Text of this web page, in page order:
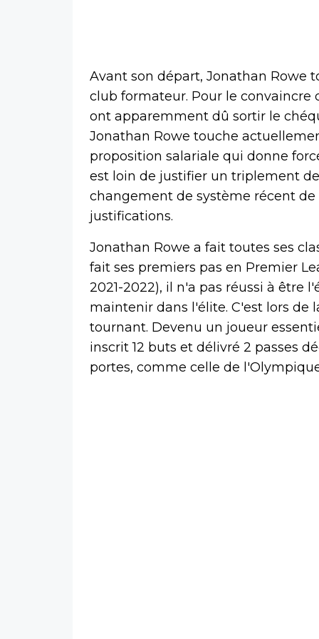
Avant son départ, Jonathan Rowe
club formateur. Pour le convaincre
ont apparemment dû sortir le
Jonathan Rowe touche
proposition salariale qui donne
est loin de justifier un triplement
changement de système récent
justifications.
Jonathan Rowe a fait toutes ses
fait ses premiers pas en Premier
2021-2022), il n'a pas réussi à être
maintenir dans l'élite. C'est lors de
tournant. Devenu un joueur
inscrit 12 buts et délivré 2 passes
portes, comme celle de